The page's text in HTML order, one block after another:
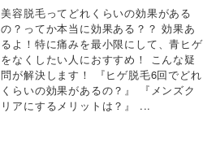
美容脱毛ってどれくらいの効果がある
の？ってか本当に効果ある？？ 効果あ
るよ！特に痛みを最小限にして、青ヒゲ
をなくしたい人におすすめ！ こんな疑
問が解決します！ 『ヒゲ脱毛6回でどれ
くらいの効果があるの？』 『メンズク
リアにするメリットは？』 ...